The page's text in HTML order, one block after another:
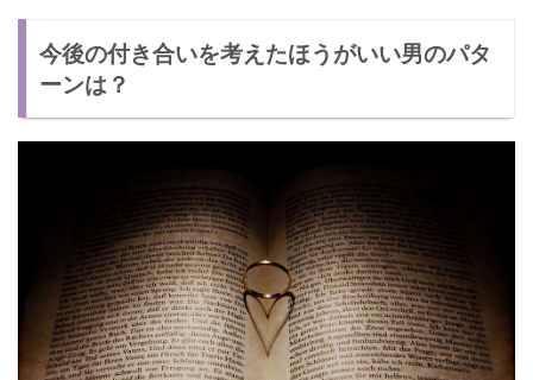
今後の付き合いを考えたほうがいい男のパタ
ーンは？